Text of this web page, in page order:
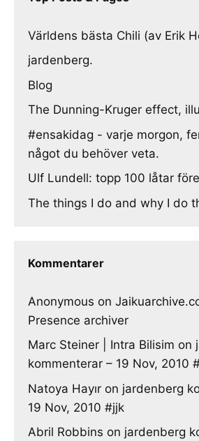
Världens bästa Chili (av Erik
jardenberg.
Blog
The Dunning-Kruger effect,
#ensakidag - varje morgon,
något du behöver veta.
Ulf Lundell: topp 100 låtar
The things I do and why I do
Kommentarer
Anonymous on
Presence archiver
Marc Steiner | Intra Bilisim on
kommenterar – 19 Nov, 2010
Natoya Hayır on jardenberg
19 Nov, 2010 #jjk
Abril Robbins on jardenberg